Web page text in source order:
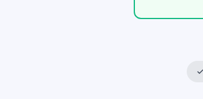
✓